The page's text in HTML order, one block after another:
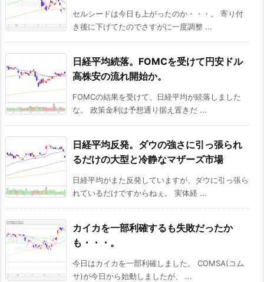
セルシードは今日も上がったのか・・・。 寄り付
き後に下げてたのでさすがに一度調整 ...
日経平均続落。FOMCを受けて円安ドル
高株安の流れ開始か。
FOMCの結果を受けて、日経平均が続落しました
な。 政策金利は予想通り据え置きだ ...
日経平均反発。ダウの強さに引っ張られ
るだけの大型と冷静なマザーズ市場
日経平均がまた反発していますが、ダウに引っ張ら
れているだけですからねぇ。 実体経 ...
カイカを一部利確するも失敗だったか
も・・・。
今日はカイカを一部利確しました。 COMSA(コム
サ)が今日から始動しましたが、 ...